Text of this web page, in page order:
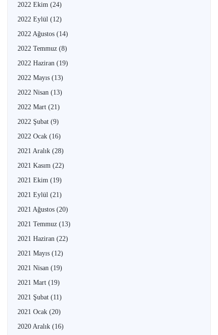
2022 Ekim (24)
2022 Eylül (12)
2022 Ağustos (14)
2022 Temmuz (8)
2022 Haziran (19)
2022 Mayıs (13)
2022 Nisan (13)
2022 Mart (21)
2022 Şubat (9)
2022 Ocak (16)
2021 Aralık (28)
2021 Kasım (22)
2021 Ekim (19)
2021 Eylül (21)
2021 Ağustos (20)
2021 Temmuz (13)
2021 Haziran (22)
2021 Mayıs (12)
2021 Nisan (19)
2021 Mart (19)
2021 Şubat (11)
2021 Ocak (20)
2020 Aralık (16)